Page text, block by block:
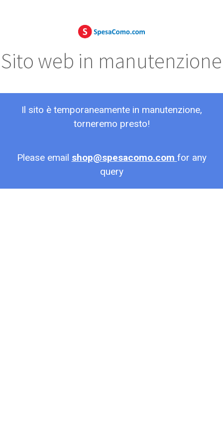
Sito web in manutenzione
Il sito è temporaneamente in manutenzione,
torneremo presto!
Please email shop@spesacomo.com for any
query